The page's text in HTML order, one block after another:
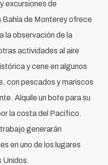
excursiones de
de Monterey ofrece
la observación de la
actividades al aire
y cene en algunos
con pescados y mariscos
Alquile un bote para su
la costa del Pacífico.
generarán
en uno de los lugares
Unidos.